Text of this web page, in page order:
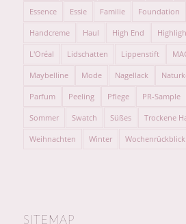
Essence Essie Familie Foundation
Handcreme Haul High End
L'Oréal Lidschatten Lippenstift
Maybelline Mode Nagellack
Parfum Peeling Pflege PR-Sample
Sommer Swatch Süßes Trockene
Weihnachten Winter Wochenrückblick
SITEMAP